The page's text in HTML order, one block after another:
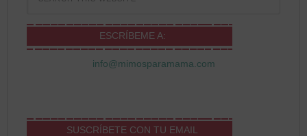
ESCRÍBEME A:
info@mimosparamama.com
SUSCRÍBETE CON TU EMAIL